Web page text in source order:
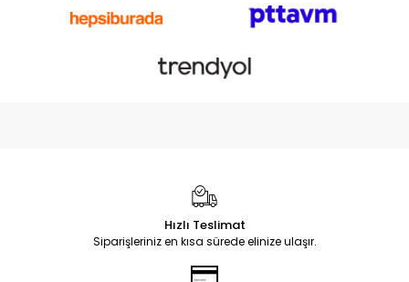
Hızlı Teslimat
Siparişleriniz en kısa sürede elinize ulaşır.